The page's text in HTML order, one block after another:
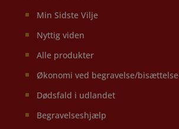
Min Sidste Vilje
Nyttig viden
Alle produkter
Økonomi ved begravelse/bisættelse
Dødsfald i udlandet
Begravelseshjælp